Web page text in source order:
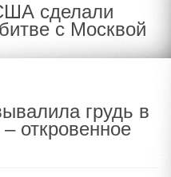
сделали
с Москвой
грудь в
откровенное